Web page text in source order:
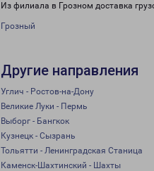
Из филиала в Грозном доставка
Грозный
Другие направления
Углич - Ростов-на-Дону
Великие Луки - Пермь
Выборг - Бангкок
Кузнецк - Сызрань
Тольятти - Ленинградская Станица
Каменск-Шахтинский - Шахты